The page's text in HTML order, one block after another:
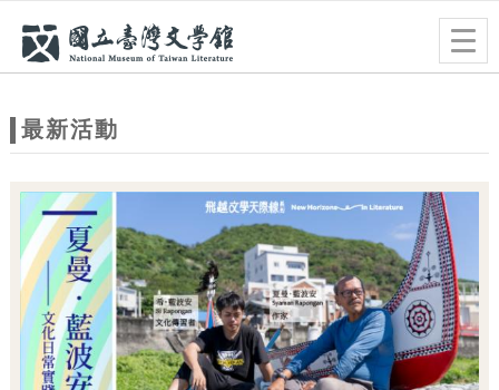
站
題
最新活動